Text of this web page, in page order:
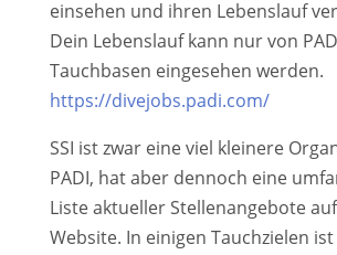
einsehen und ihren Lebenslauf
Dein Lebenslauf kann nur von
Tauchbasen eingesehen werden.
https://divejobs.padi.com/
SSI ist zwar eine viel kleinere
PADI, hat aber dennoch eine
Liste aktueller Stellenangebote
Website. In einigen Tauchzielen ist